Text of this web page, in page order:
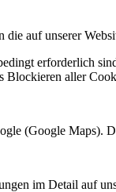
auf unserer
erforderlich
aller
(Google Maps).
im Detail auf